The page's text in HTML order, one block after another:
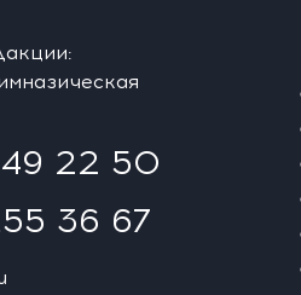
22 50
36 67